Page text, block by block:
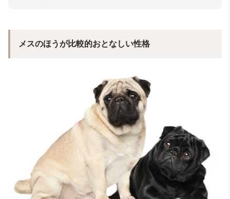
メスのほうが比較的おとなしい性格